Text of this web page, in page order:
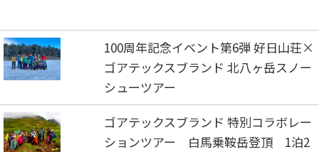
100周年記念イベント第6弾 好日山荘×
ゴアテックスブランド 北八ヶ岳スノー
シューツアー
ゴアテックスブランド 特別コラボレー
ションツアー 白馬乗鞍岳登頂 1泊2